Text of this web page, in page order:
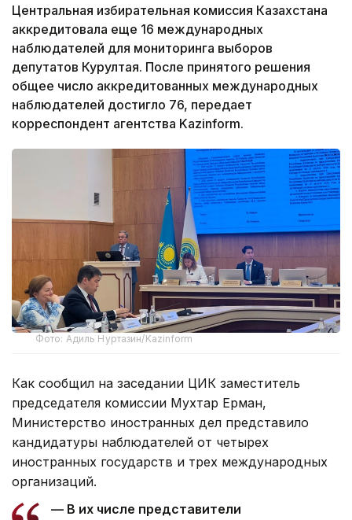
Центральная избирательная комиссия Казахстана
аккредитовала еще 16 международных
наблюдателей для мониторинга выборов
депутатов Курултая. После принятого решения
общее число аккредитованных международных
наблюдателей достигло 76, передает
корреспондент агентства Kazinform.
Фото: Адиль Нуртазин/Kazinform
Как сообщил на заседании ЦИК заместитель
председателя комиссии Мухтар Ерман,
Министерство иностранных дел представило
кандидатуры наблюдателей от четырех
иностранных государств и трех международных
организаций.
— В их числе представители